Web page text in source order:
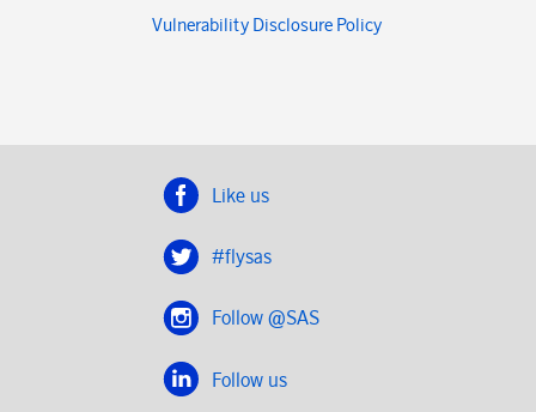
Vulnerability Disclosure Policy
Like us
#flysas
Follow @SAS
Follow us